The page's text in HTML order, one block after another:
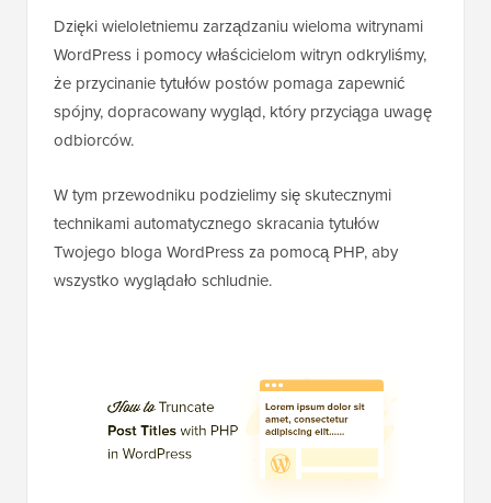
Dzięki wieloletniemu zarządzaniu wieloma witrynami
WordPress i pomocy właścicielom witryn odkryliśmy,
że przycinanie tytułów postów pomaga zapewnić
spójny, dopracowany wygląd, który przyciąga uwagę
odbiorców.
W tym przewodniku podzielimy się skutecznymi
technikami automatycznego skracania tytułów
Twojego bloga WordPress za pomocą PHP, aby
wszystko wyglądało schludnie.